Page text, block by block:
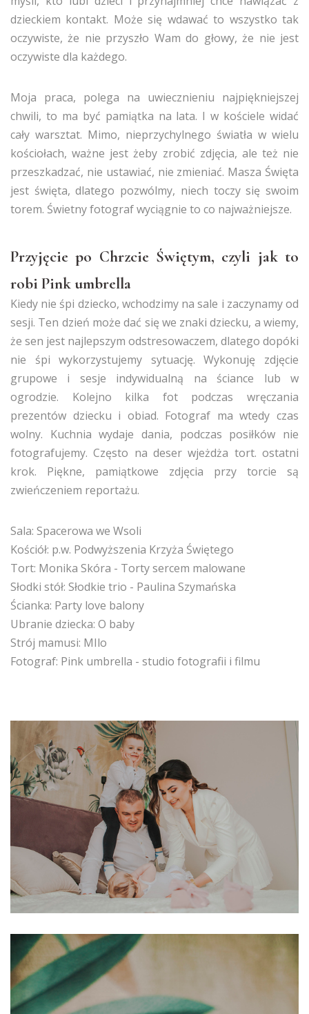
dzieckiem kontakt. Może się wdawać to wszystko tak
oczywiste, że nie przyszło Wam do głowy, że nie jest
oczywiste dla każdego.
Moja praca, polega na uwiecznieniu najpiękniejszej
chwili, to ma być pamiątka na lata. I w kościele widać
cały warsztat. Mimo, nieprzychylnego światła w wielu
kościołach, ważne jest żeby zrobić zdjęcia, ale też nie
przeszkadzać, nie ustawiać, nie zmieniać. Masza Święta
jest święta, dlatego pozwólmy, niech toczy się swoim
torem. Świetny fotograf wyciągnie to co najważniejsze.
Przyjęcie po Chrzcie Świętym, czyli jak to
robi Pink umbrella
Kiedy nie śpi dziecko, wchodzimy na sale i zaczynamy od
sesji. Ten dzień może dać się we znaki dziecku, a wiemy,
że sen jest najlepszym odstresowaczem, dlatego dopóki
nie śpi wykorzystujemy sytuację. Wykonuję zdjęcie
grupowe i sesje indywidualną na ściance lub w
ogrodzie. Kolejno kilka fot podczas wręczania
prezentów dziecku i obiad. Fotograf ma wtedy czas
wolny. Kuchnia wydaje dania, podczas posiłków nie
fotografujemy. Często na deser wjeżdża tort. ostatni
krok. Piękne, pamiątkowe zdjęcia przy torcie są
zwieńczeniem reportażu.
Sala: Spacerowa we Wsoli
Kościół: p.w. Podwyższenia Krzyża Świętego
Tort: Monika Skóra - Torty sercem malowane
Słodki stół: Słodkie trio - Paulina Szymańska
Ścianka: Party love balony
Ubranie dziecka: O baby
Strój mamusi: MIlo
Fotograf: Pink umbrella - studio fotografii i filmu